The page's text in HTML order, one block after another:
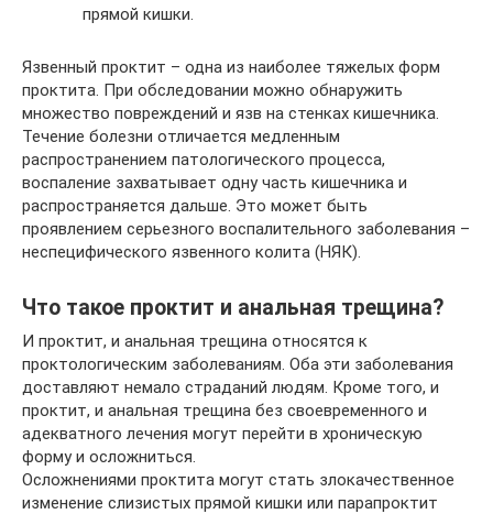
прямой кишки.
Язвенный проктит – одна из наиболее тяжелых форм
проктита. При обследовании можно обнаружить
множество повреждений и язв на стенках кишечника.
Течение болезни отличается медленным
распространением патологического процесса,
воспаление захватывает одну часть кишечника и
распространяется дальше. Это может быть
проявлением серьезного воспалительного заболевания –
неспецифического язвенного колита (НЯК).
Что такое проктит и анальная трещина?
И проктит, и анальная трещина относятся к
проктологическим заболеваниям. Оба эти заболевания
доставляют немало страданий людям. Кроме того, и
проктит, и анальная трещина без своевременного и
адекватного лечения могут перейти в хроническую
форму и осложниться.
Осложнениями проктита могут стать злокачественное
изменение слизистых прямой кишки или парапроктит